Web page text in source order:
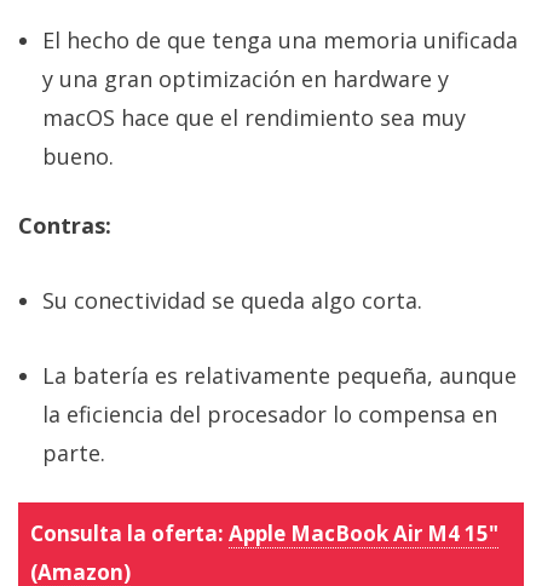
El hecho de que tenga una memoria unificada
y una gran optimización en hardware y
macOS hace que el rendimiento sea muy
bueno.
Contras:
Su conectividad se queda algo corta.
La batería es relativamente pequeña, aunque
la eficiencia del procesador lo compensa en
parte.
Consulta la oferta: Apple MacBook Air M4 15"
(Amazon)